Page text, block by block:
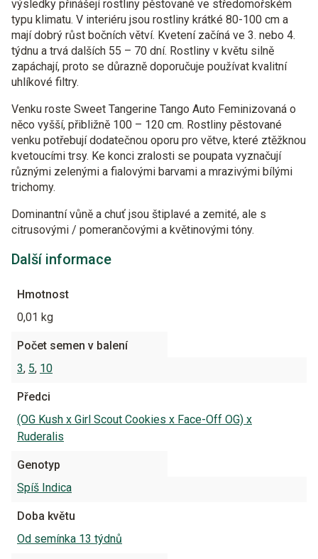
výsledky přinášejí rostliny pěstované ve středomořském
typu klimatu. V interiéru jsou rostliny krátké 80-100 cm a
mají dobrý růst bočních větví. Kvetení začíná ve 3. nebo 4.
týdnu a trvá dalších 55 – 70 dní. Rostliny v květu silně
zapáchají, proto se důrazně doporučuje používat kvalitní
uhlíkové filtry.
Venku roste Sweet Tangerine Tango Auto Feminizovaná o
něco vyšší, přibližně 100 – 120 cm. Rostliny pěstované
venku potřebují dodatečnou oporu pro větve, které ztěžknou
kvetoucími trsy. Ke konci zralosti se poupata vyznačují
různými zelenými a fialovými barvami a mrazivými bílými
trichomy.
Dominantní vůně a chuť jsou štiplavé a zemité, ale s
citrusovými / pomerančovými a květinovými tóny.
Další informace
Hmotnost
0,01 kg
Počet semen v balení
3, 5, 10
Předci
(OG Kush x Girl Scout Cookies x Face-Off OG) x
Ruderalis
Genotyp
Spíš Indica
Doba květu
Od semínka 13 týdnů